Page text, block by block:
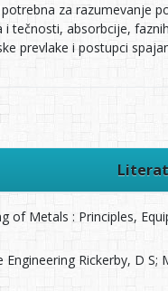
za razumevanje
tečnosti, absorbcije,
prevlake i postupci
of Metals : Principles,
Rickerby, D